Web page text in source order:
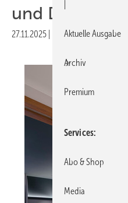
und Duschen
27.11.2025 Druckvorschau
Aktuelle Ausgabe
Archiv
Premium
Services
Abo & Shop
Media